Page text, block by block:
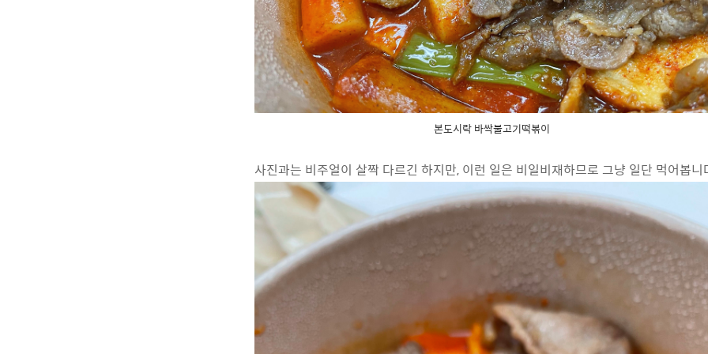
본도시락 바싹불고기떡볶이
사진과는 비주얼이 살짝 다르긴 하지만, 이런 일은 비일비재하므로 그냥 일단 먹어봅니